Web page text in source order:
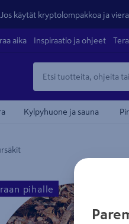
käytät kryptolompakkoa ja
aika Inspiraatio ja ohjeet
Kylpyhuone ja sauna
löytyy Tuotteen kuvaus -
pihalle